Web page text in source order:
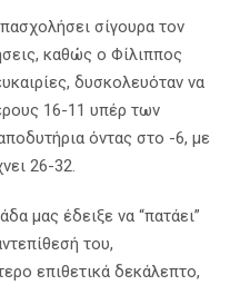
σίγουρα τον
καθώς ο Φίλιππος
δυσκολευόταν να
16-11 υπέρ των
όντας στο -6, με
26-32.
μας έδειξε να “πατάει”
του,
επιθετικά δεκάλεπτο,